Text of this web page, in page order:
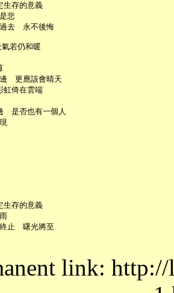
生存的意義
悲
去　永不後悔
若仍和暖
　更應該會晴天
虹倚在雲端
是否也有一個人
生存的意義
止　曙光將至
link: